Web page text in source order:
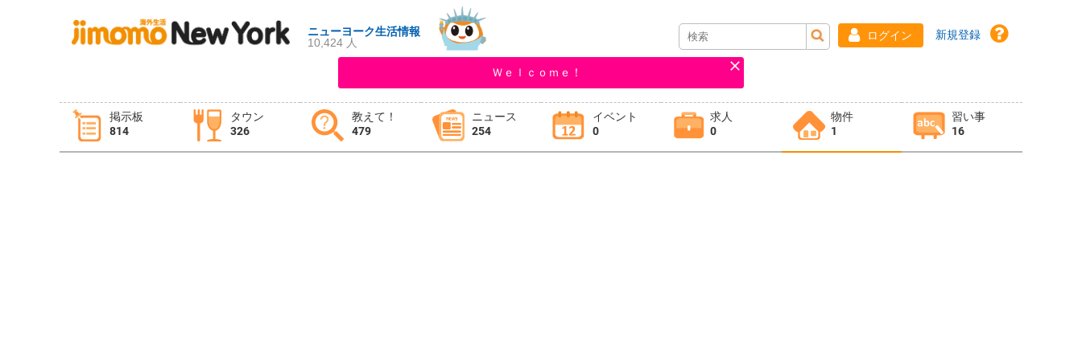
ニューヨーク生活情報
10,424 人
ログイン 新規登録
Ｗｅｌｃｏｍｅ！
掲示板
814
タウン
326
教えて！
479
ニュース
254
イベント
0
求人
0
物件
1
習い事
16
タウン情報